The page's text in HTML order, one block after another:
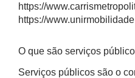
https://
https://
O que são serviços
Serviços públicos são o